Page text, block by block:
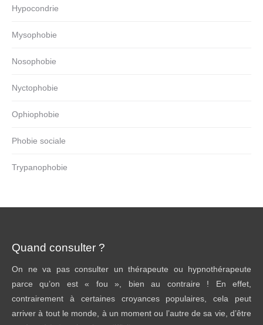
Hypocondrie
Mysophobie
Nosophobie
Nyctophobie
Ophiophobie
Phobie sociale
Trypanophobie
Quand consulter ?
On ne va pas consulter un thérapeute ou hypnothérapeute
parce qu’on est « fou », bien au contraire ! En effet,
contrairement à certaines croyances populaires, cela peut
arriver à tout le monde, à un moment ou l’autre de sa vie, d’être